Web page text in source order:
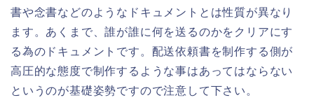
書や念書などのようなドキュメントとは性質が異なり
ます。あくまで、誰が誰に何を送るのかをクリアにす
る為のドキュメントです。配送依頼書を制作する側が
高圧的な態度で制作するような事はあってはならない
というのが基礎姿勢ですので注意して下さい。